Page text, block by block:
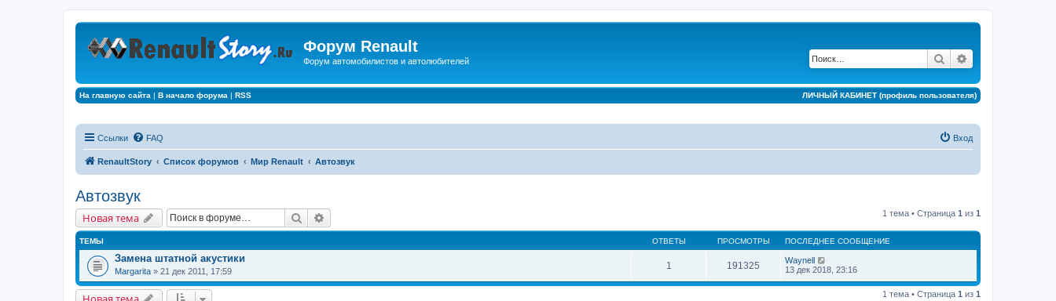
Форум Renault
Форум автомобилистов и автолюбителей Поиск
На главную сайта | В начало форума | RSS ЛИЧНЫЙ КАБИНЕТ (профиль пользователя)
Ссылки FAQ Вход
RenaultStory Список форумов Мир Renault Автозвук
Автозвук
Новая тема Поиск 1 тема • Страница 1 из 1
ТЕМЫ ОТВЕТЫ ПРОСМОТРЫ ПОСЛЕДНЕЕ СООБЩЕНИЕ
Замена штатной акустики
Margarita » 21 дек 2011, 17:59
1 191325
Waynell
13 дек 2018, 23:16
1 тема • Страница 1 из 1